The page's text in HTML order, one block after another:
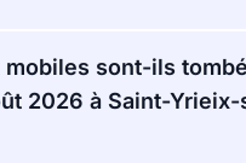
mobiles sont-ils
2026 à Saint-